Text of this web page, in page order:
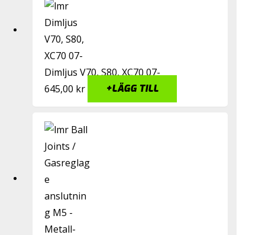
Dimljus V70, S80, XC70 07-
645,00 kr +LÄGG TILL